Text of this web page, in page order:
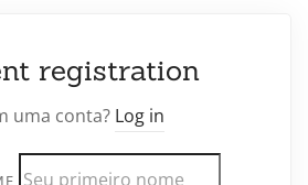
registration
uma conta? Log in